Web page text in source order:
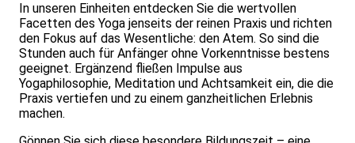
In unseren Einheiten entdecken Sie die wertvollen
Facetten des Yoga jenseits der reinen Praxis und richten
den Fokus auf das Wesentliche: den Atem. So sind die
Stunden auch für Anfänger ohne Vorkenntnisse bestens
geeignet. Ergänzend fließen Impulse aus
Yogaphilosophie, Meditation und Achtsamkeit ein, die die
Praxis vertiefen und zu einem ganzheitlichen Erlebnis
machen.